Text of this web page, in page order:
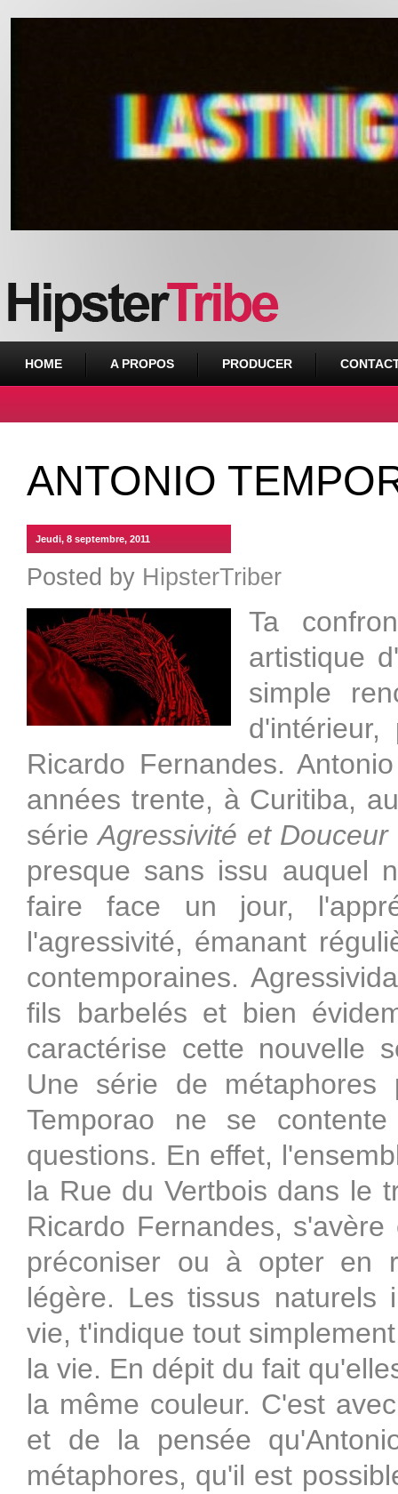
HOME A PROPOS PRODUCER
ANTONIO
Jeudi, 8 septembre, 2011
Posted by HipsterTriber
Ta
artistique
simple
Ricardo Fernandes.
années trente, à Curitiba,
sérieAgressivité et Douceur
presque sans issu auquel
faire face un jour,
l'agressivité, émanant
contemporaines.
fils barbelés et bien
caractérise cette nouvelle
Une série de métaphores
Temporao ne se
questions. En effet,
la Rue du Vertbois dans le
Ricardo Fernandes,
préconiser ou à opter en
légère. Les tissus naturels
vie, t'indique tout
la vie. En dépit du fait
la même couleur. C'est
et de la pensée
métaphores, qu'il est